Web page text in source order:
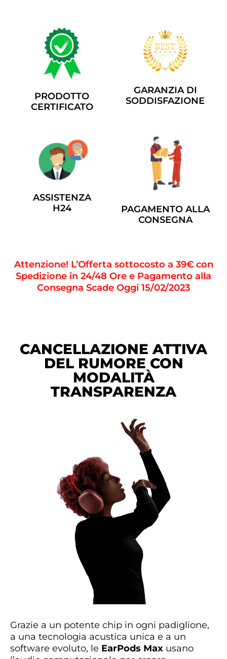
PRODOTTO
CERTIFICATO
GARANZIA DI
SODDISFAZIONE
ASSISTENZA
H24
PAGAMENTO ALLA
CONSEGNA
Attenzione! L’Offerta sottocosto a 39€ con
Spedizione in 24/48 Ore e Pagamento alla
Consegna Scade Oggi 15/02/2023
CANCELLAZIONE ATTIVA
DEL RUMORE CON
MODALITÀ
TRANSPARENZA
Grazie a un potente chip in ogni padiglione,
a una tecnologia acustica unica e a un
software evoluto, le EarPods Max usano